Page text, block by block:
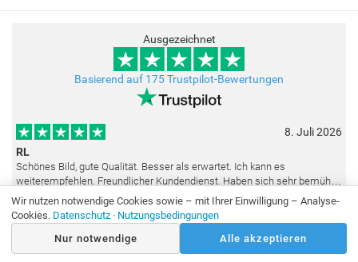
Ausgezeichnet
Basierend auf 175 Trustpilot-Bewertungen
8. Juli 2026
RL
Schönes Bild, gute Qualität. Besser als erwartet. Ich kann es
weiterempfehlen. Freundlicher Kundendienst. Haben sich sehr bemüht
als die Lieferung sich etwas verzögerte. Bild war gut verpackt. Nur FedEx
Sehr gute Qualität, bestens verpackt und gesendet. Die fälligen
Wir nutzen notwendige Cookies sowie – mit Ihrer Einwilligung – Analyse-
Cookies. Datenschutz · Nutzungsbedingungen
Nur notwendige
Alle akzeptieren